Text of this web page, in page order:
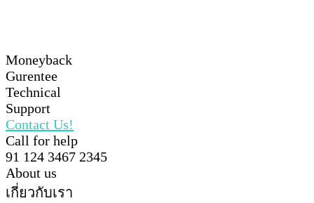
Moneyback
Gurentee
Technical
Support
Contact Us!
Call for help
91 124 3467 2345
About us
เกี่ยวกับเรา